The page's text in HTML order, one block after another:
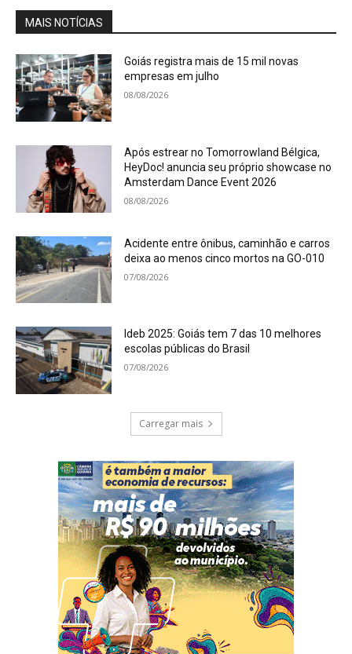
MAIS NOTÍCIAS
Goiás registra mais de 15 mil novas
empresas em julho
08/08/2026
Após estrear no Tomorrowland Bélgica,
HeyDoc! anuncia seu próprio showcase no
Amsterdam Dance Event 2026
08/08/2026
Acidente entre ônibus, caminhão e carros
deixa ao menos cinco mortos na GO-010
07/08/2026
Ideb 2025: Goiás tem 7 das 10 melhores
escolas públicas do Brasil
07/08/2026
Carregar mais